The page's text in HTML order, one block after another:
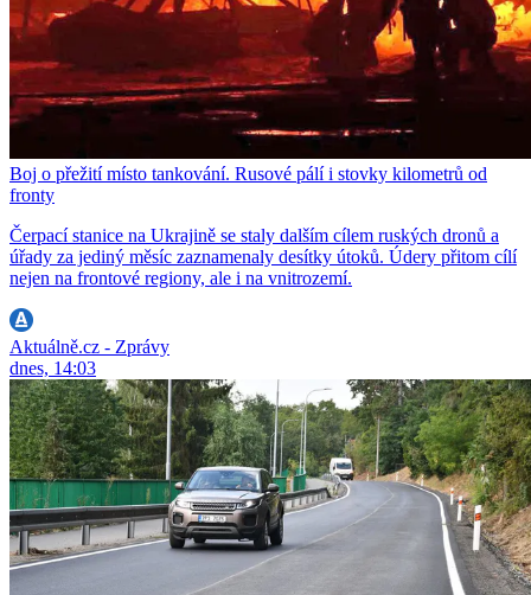
Boj o přežití místo tankování. Rusové pálí i stovky kilometrů od
fronty
Čerpací stanice na Ukrajině se staly dalším cílem ruských dronů a
úřady za jediný měsíc zaznamenaly desítky útoků. Údery přitom cílí
nejen na frontové regiony, ale i na vnitrozemí.
Aktuálně.cz - Zprávy
dnes, 14:03